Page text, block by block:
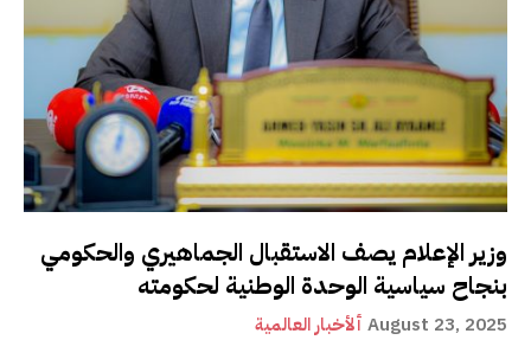
وزير الإعلام يصف الاستقبال الجماهيري والحكومي
بنجاح سياسية الوحدة الوطنية لحكومته
ألأخبار العالمية August 23, 2025